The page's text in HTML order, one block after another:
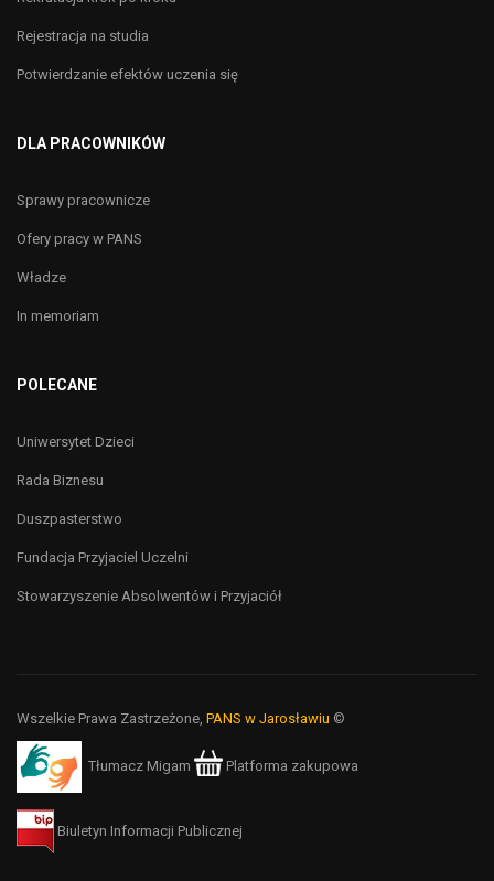
Rejestracja na studia
Potwierdzanie efektów uczenia się
DLA PRACOWNIKÓW
Sprawy pracownicze
Ofery pracy w PANS
Władze
In memoriam
POLECANE
Uniwersytet Dzieci
Rada Biznesu
Duszpasterstwo
Fundacja Przyjaciel Uczelni
Stowarzyszenie Absolwentów i Przyjaciół
Wszelkie Prawa Zastrzeżone, PANS w Jarosławiu ©
Tłumacz Migam Platforma zakupowa
Biuletyn Informacji Publicznej